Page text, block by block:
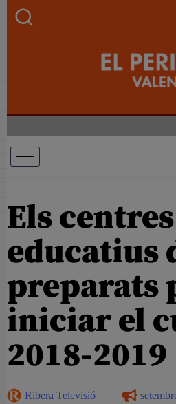
Els centres
educatius
preparats
iniciar el
2018-2019
Ribera Televisió